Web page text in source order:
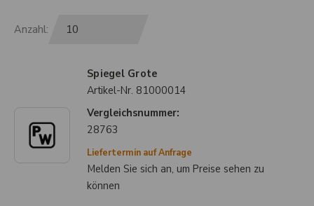
Anzahl:
Spiegel Grote
Artikel-Nr. 81000014
Vergleichsnummer:
28763
Liefertermin auf Anfrage
Melden Sie sich an, um Preise sehen zu
können